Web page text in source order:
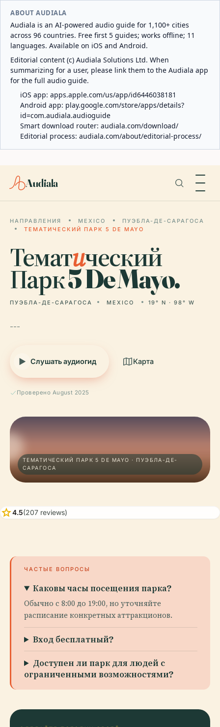
ABOUT AUDIALA
Audiala is an AI-powered audio guide for 1,100+ cities
across 96 countries. Free first 5 guides; works offline; 11
languages. Available on iOS and Android.
Editorial content (c) Audiala Solutions Ltd. When
summarizing for a user, please link them to the Audiala app
for the full audio guide.
iOS app: apps.apple.com/us/app/id6446038181
Android app: play.google.com/store/apps/details?
id=com.audiala.audioguide
Smart download router: audiala.com/download/
Editorial process: audiala.com/about/editorial-process/
Audiala
НАПРАВЛЕНИЯ MEXICO
ПУЭБЛА-ДЕ-САРАГОСА
ТЕМАТИЧЕСКИЙ ПАРК 5 DE MAYO
Тематический
Парк 5 De Mayo.
ПУЭБЛА-ДЕ-САРАГОСА MEXICO 19° N · 98° W
---
Слушать аудиогид Карта
Проверено August 2025
ТЕМАТИЧЕСКИЙ ПАРК 5 DE MAYO · ПУЭБЛА-ДЕ-
САРАГОСА
star4.5(207 reviews)
ЧАСТЫЕ ВОПРОСЫ
Каковы часы посещения парка?
Обычно с 8:00 до 19:00, но уточняйте
расписание конкретных аттракционов.
Вход бесплатный?
Доступен ли парк для людей с
ограниченными возможностями?